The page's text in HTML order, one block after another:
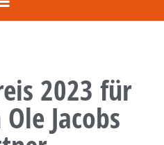
2023 für
Jacobs